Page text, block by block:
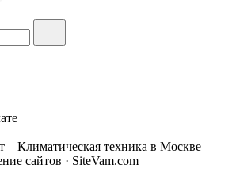
– Климатическая техника в Москве
сайтов · SiteVam.com